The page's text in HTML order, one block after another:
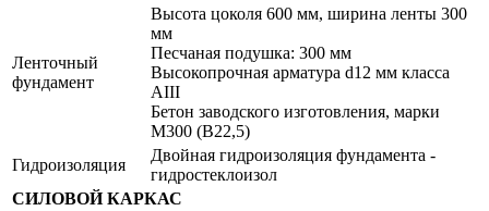
Ленточный
фундамент
Высота цоколя 600 мм, ширина ленты 300
мм
Песчаная подушка: 300 мм
Высокопрочная арматура d12 мм класса
АIII
Бетон заводского изготовления, марки
М300 (B22,5)
Гидроизоляция
Двойная гидроизоляция фундамента -
гидростеклоизол
СИЛОВОЙ КАРКАС